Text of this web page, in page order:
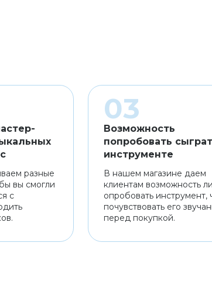
разные
вы смогли
с
Возможность
попробовать
инструменте
В нашем магазине даем
клиентам возможность
опробовать инструмент,
почувствовать его
перед покупкой.